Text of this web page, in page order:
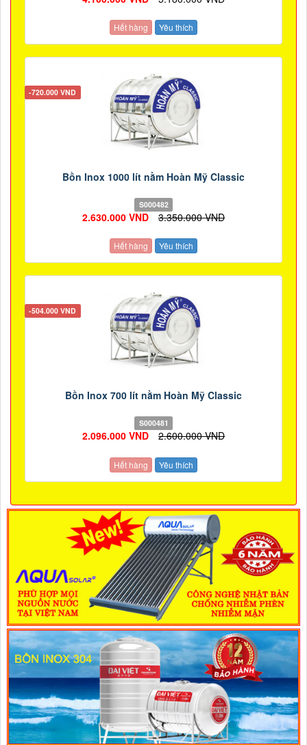
Hết hàng Yêu thích
-720.000 VND
Bồn Inox 1000 lít nằm Hoàn Mỹ Classic
S000482
2.630.000 VND 3.350.000 VND
Hết hàng Yêu thích
-504.000 VND
Bồn Inox 700 lít nằm Hoàn Mỹ Classic
S000481
2.096.000 VND 2.600.000 VND
Hết hàng Yêu thích